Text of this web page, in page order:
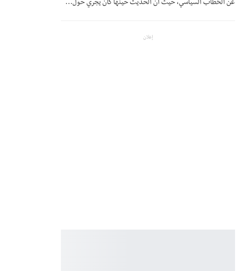
عن الخطاب السياسي، حيث أنَّ الحديثَ حينها كان يجري حول…
إعلان